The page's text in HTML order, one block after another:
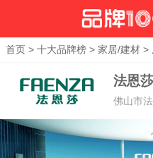
首页 > 十大品牌榜 > 家居/建材 >
法恩
佛山市